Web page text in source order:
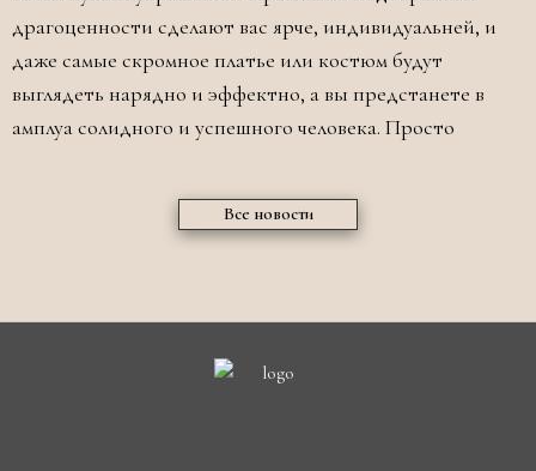
драгоценности сделают вас ярче, индивидуальней, и
даже самые скромное платье или костюм будут
выглядеть нарядно и эффектно, а вы предстанете в
амплуа солидного и успешного человека. Просто
Все новости